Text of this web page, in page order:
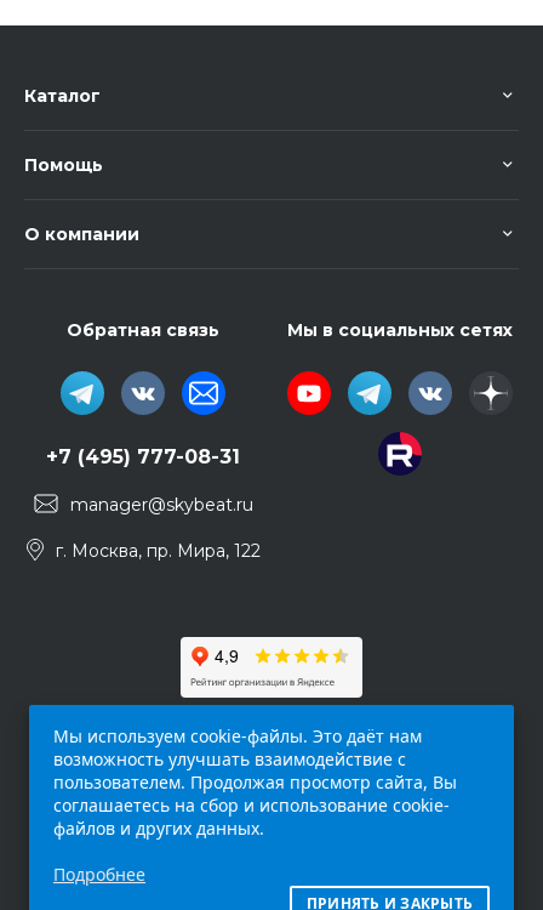
Каталог
Помощь
О компании
Обратная связь
+7 (495) 777-08-31
manager@skybeat.ru
г. Москва, пр. Мира, 122
Мы в социальных сетях
интернет-сайт (
исключительно информационный характер и
Мы используем cookie-файлы. Это даёт нам
возможность улучшать взаимодействие с
пользователем. Продолжая просмотр сайта, Вы
соглашаетесь на сбор и использование cookie-
файлов и других данных.
Подробнее
ПРИНЯТЬ И ЗАКРЫТЬ